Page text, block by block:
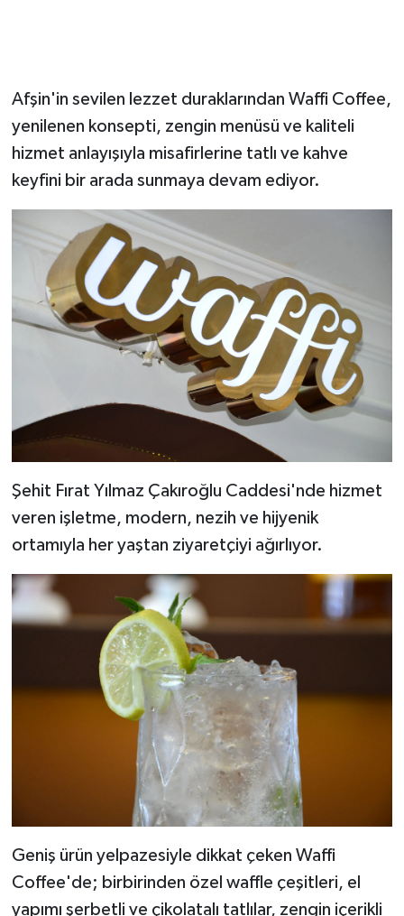
Afşin'in sevilen lezzet duraklarından Waffi Coffee,
yenilenen konsepti, zengin menüsü ve kaliteli
hizmet anlayışıyla misafirlerine tatlı ve kahve
keyfini bir arada sunmaya devam ediyor.
Şehit Fırat Yılmaz Çakıroğlu Caddesi'nde hizmet
veren işletme, modern, nezih ve hijyenik
ortamıyla her yaştan ziyaretçiyi ağırlıyor.
Geniş ürün yelpazesiyle dikkat çeken Waffi
Coffee'de; birbirinden özel waffle çeşitleri, el
yapımı şerbetli ve çikolatalı tatlılar, zengin içerikli